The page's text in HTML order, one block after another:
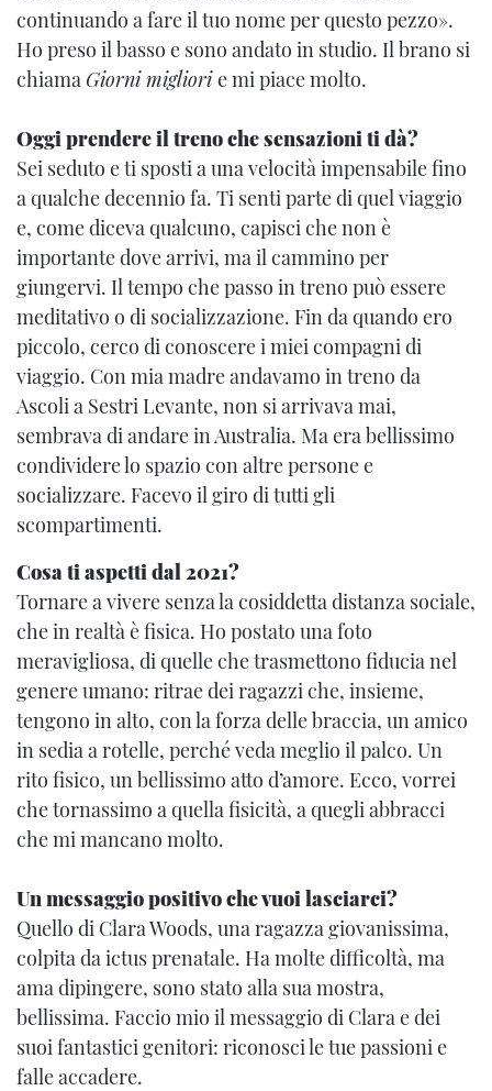
continuando a fare il tuo nome per questo pezzo».
Ho preso il basso e sono andato in studio. Il brano si
chiama Giorni migliorie mi piace molto.
Oggi prendere il treno che sensazioni ti dà?
Sei seduto e ti sposti a una velocità impensabile fino
a qualche decennio fa. Ti senti parte di quel viaggio
e, come diceva qualcuno, capisci che non è
importante dove arrivi, ma il cammino per
giungervi. Il tempo che passo in treno può essere
meditativo o di socializzazione. Fin da quando ero
piccolo, cerco di conoscere i miei compagni di
viaggio. Con mia madre andavamo in treno da
Ascoli a Sestri Levante, non si arrivava mai,
sembrava di andare in Australia. Ma era bellissimo
condividere lo spazio con altre persone e
socializzare. Facevo il giro di tutti gli
scompartimenti.
Cosa ti aspetti dal 2021?
Tornare a vivere senza la cosiddetta distanza sociale,
che in realtà è fisica. Ho postato una foto
meravigliosa, di quelle che trasmettono fiducia nel
genere umano: ritrae dei ragazzi che, insieme,
tengono in alto, con la forza delle braccia, un amico
in sedia a rotelle, perché veda meglio il palco. Un
rito fisico, un bellissimo atto d’amore. Ecco, vorrei
che tornassimo a quella fisicità, a quegli abbracci
che mi mancano molto.
Un messaggio positivo che vuoi lasciarci?
Quello di Clara Woods, una ragazza giovanissima,
colpita da ictus prenatale. Ha molte difficoltà, ma
ama dipingere, sono stato alla sua mostra,
bellissima. Faccio mio il messaggio di Clara e dei
suoi fantastici genitori: riconosci le tue passioni e
falle accadere.